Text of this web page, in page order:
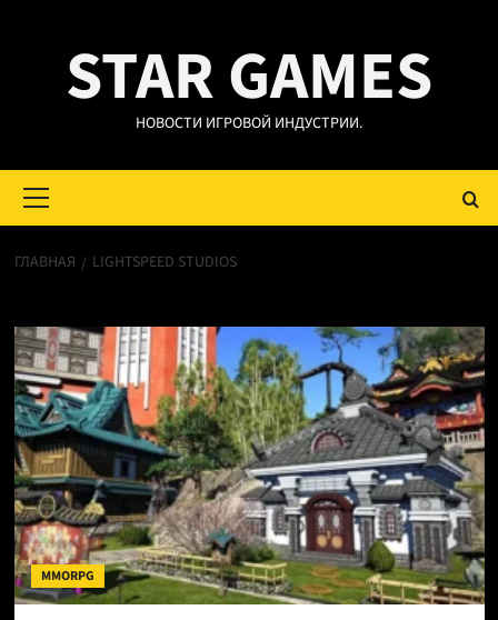
содержимомуSTAR GAMES
НОВОСТИ ИГРОВОЙ ИНДУСТРИИ.
меню
ГЛАВНАЯ LIGHTSPEED STUDIOS
MMORPG